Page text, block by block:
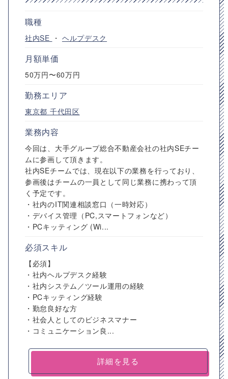
職種
社内SE ・ ヘルプデスク
月額単価
50万円〜60万円
勤務エリア
東京都 千代田区
業務内容
今回は、大手グループ総合不動産会社の社内SEチー
ムに参画して頂きます。
社内SEチームでは、現在以下の業務を行っており、
参画後はチームの一員として同じ業務に携わって頂
く予定です。
・社内のIT関連相談窓口（一時対応）
・デバイス管理（PC,スマートフォンなど）
・PCキッティング (Wi...
必須スキル
【必須】
・社内ヘルプデスク経験
・社内システム／ツール運用の経験
・PCキッティング経験
・勤怠良好な方
・社会人としてのビジネスマナー
・コミュニケーション良...
詳細を見る